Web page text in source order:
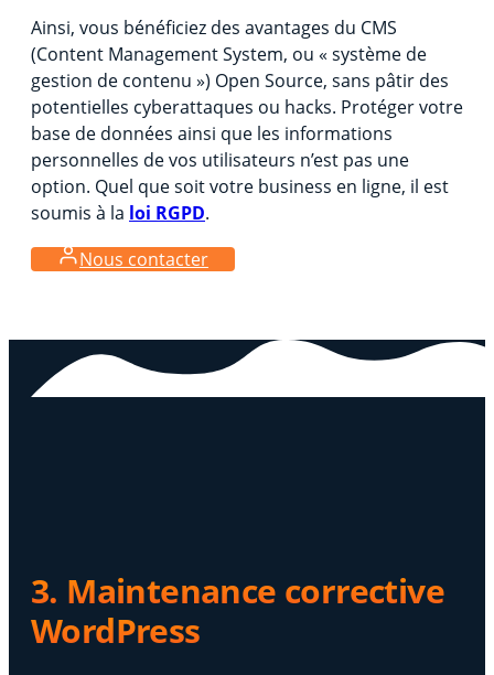
Ainsi, vous bénéficiez des avantages du CMS
(Content Management System, ou « système de
gestion de contenu ») Open Source, sans pâtir des
potentielles cyberattaques ou hacks. Protéger votre
base de données ainsi que les informations
personnelles de vos utilisateurs n’est pas une
option. Quel que soit votre business en ligne, il est
soumis à la loi RGPD.
Nous contacter
3. Maintenance corrective
WordPress